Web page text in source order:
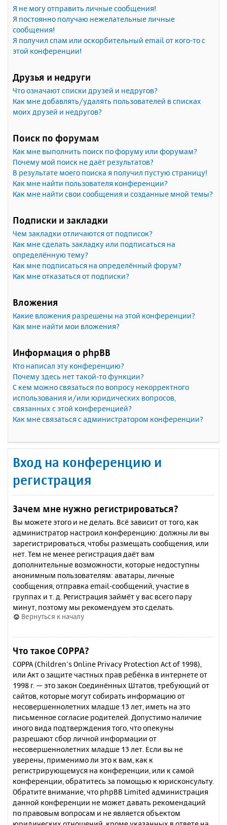
Я не могу отправить личные сообщения!
Я постоянно получаю нежелательные личные
сообщения!
Я получил спам или оскорбительный email от кого-то с
этой конференции!
Друзья и недруги
Что означают списки друзей и недругов?
Как мне добавлять/удалять пользователей в списках
моих друзей и недругов?
Поиск по форумам
Как мне выполнить поиск по форуму или форумам?
Почему мой поиск не даёт результатов?
В результате моего поиска я получил пустую страницу!
Как мне найти пользователя конференции?
Как мне найти свои сообщения и созданные мной темы?
Подписки и закладки
Чем закладки отличаются от подписок?
Как мне сделать закладку или подписаться на
определённую тему?
Как мне подписаться на определённый форум?
Как мне отказаться от подписки?
Вложения
Какие вложения разрешены на этой конференции?
Как мне найти мои вложения?
Информация о phpBB
Кто написал эту конференцию?
Почему здесь нет такой-то функции?
С кем можно связаться по вопросу некорректного
использования и/или юридических вопросов,
связанных с этой конференцией?
Как мне связаться с администратором конференции?
Вход на конференцию и
регистрация
Зачем мне нужно регистрироваться?
Вы можете этого и не делать. Всё зависит от того, как
администратор настроил конференцию: должны ли вы
зарегистрироваться, чтобы размещать сообщения, или
нет. Тем не менее регистрация даёт вам
дополнительные возможности, которые недоступны
анонимным пользователям: аватары, личные
сообщения, отправка email-сообщений, участие в
группах и т. д. Регистрация займёт у вас всего пару
минут, поэтому мы рекомендуем это сделать.
Вернуться к началу
Что такое COPPA?
COPPA (Children’s Online Privacy Protection Act of 1998),
или Акт о защите частных прав ребёнка в интернете от
1998 г. — это закон Соединённых Штатов, требующий от
сайтов, которые могут собирать информацию от
несовершеннолетних младше 13 лет, иметь на это
письменное согласие родителей. Допустимо наличие
иного вида подтверждения того, что опекуны
разрешают сбор личной информации от
несовершеннолетних младше 13 лет. Если вы не
уверены, применимо ли это к вам, как к
регистрирующемуся на конференции, или к самой
конференции, обратитесь за помощью к юрисконсульту.
Обратите внимание, что phpBB Limited администрация
данной конференции не может давать рекомендаций
по правовым вопросам и не является объектом